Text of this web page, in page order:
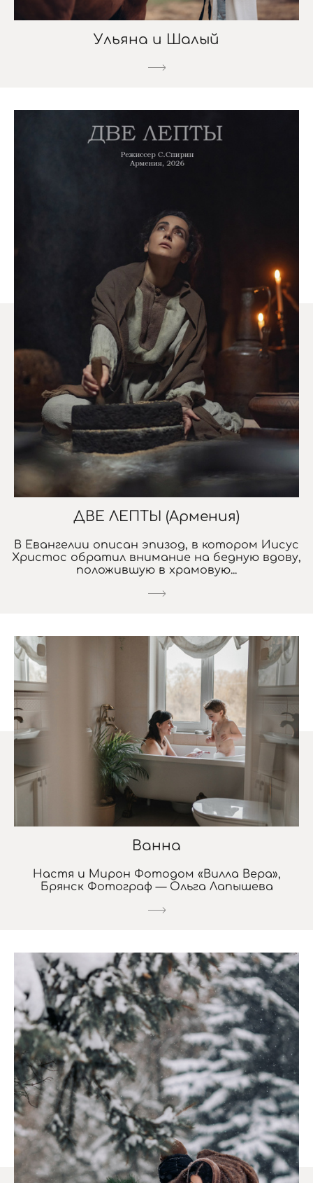
Ульяна и Шалый
ДВЕ ЛЕПТЫ (Армения)
В Евангелии описан эпизод, в котором Иисус
Христос обратил внимание на бедную вдову,
положившую в храмовую...
Ванна
Настя и Мирон Фотодом «Вилла Вера»,
Брянск Фотограф — Ольга Лапышева